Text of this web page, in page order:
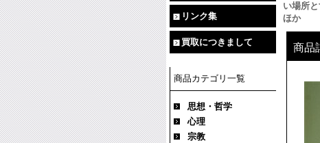
リンク集
買取につきまして
商品カテゴリ一覧
思想・哲学
心理
宗教
い場所
ほか
商品